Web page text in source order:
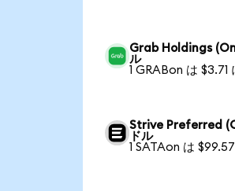
Grab Holdings
ル
1 GRABon は $3.71
Strive Preferred
ドル
1 SATAon は